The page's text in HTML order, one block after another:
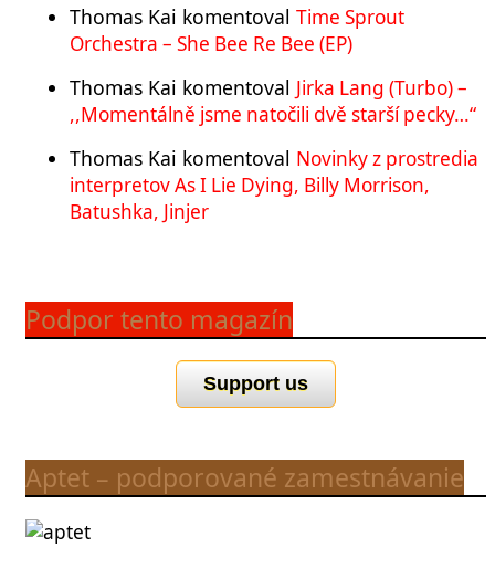
Thomas Kai komentoval Time Sprout
Orchestra – She Bee Re Bee (EP)
Thomas Kai komentoval Jirka Lang (Turbo) –
,,Momentálně jsme natočili dvě starší pecky…“
Thomas Kai komentoval Novinky z prostredia
interpretov As I Lie Dying, Billy Morrison,
Batushka, Jinjer
Podpor tento magazín
Support us
Aptet – podporované zamestnávanie